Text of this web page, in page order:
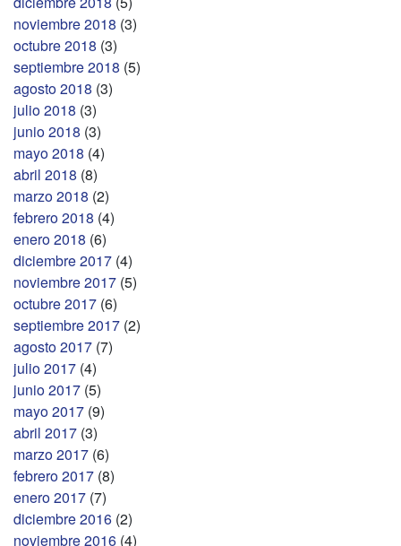
noviembre 2018 (3)
octubre 2018 (3)
septiembre 2018 (5)
agosto 2018 (3)
julio 2018 (3)
junio 2018 (3)
mayo 2018 (4)
abril 2018 (8)
marzo 2018 (2)
febrero 2018 (4)
enero 2018 (6)
diciembre 2017 (4)
noviembre 2017 (5)
octubre 2017 (6)
septiembre 2017 (2)
agosto 2017 (7)
julio 2017 (4)
junio 2017 (5)
mayo 2017 (9)
abril 2017 (3)
marzo 2017 (6)
febrero 2017 (8)
enero 2017 (7)
diciembre 2016 (2)
noviembre 2016 (4)